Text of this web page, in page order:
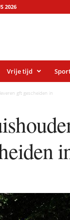
2026
Vrije tijd
gft gescheiden in